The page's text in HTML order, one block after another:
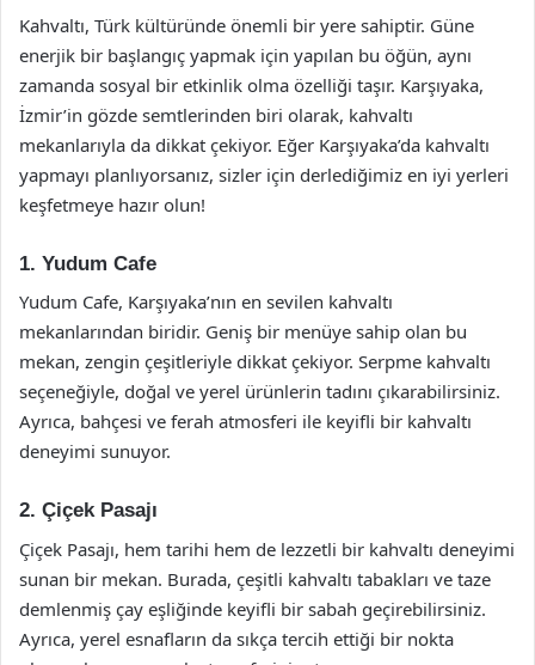
Kahvaltı, Türk kültüründe önemli bir yere sahiptir. Güne
enerjik bir başlangıç yapmak için yapılan bu öğün, aynı
zamanda sosyal bir etkinlik olma özelliği taşır. Karşıyaka,
İzmir’in gözde semtlerinden biri olarak, kahvaltı
mekanlarıyla da dikkat çekiyor. Eğer Karşıyaka’da kahvaltı
yapmayı planlıyorsanız, sizler için derlediğimiz en iyi yerleri
keşfetmeye hazır olun!
1. Yudum Cafe
Yudum Cafe, Karşıyaka’nın en sevilen kahvaltı
mekanlarından biridir. Geniş bir menüye sahip olan bu
mekan, zengin çeşitleriyle dikkat çekiyor. Serpme kahvaltı
seçeneğiyle, doğal ve yerel ürünlerin tadını çıkarabilirsiniz.
Ayrıca, bahçesi ve ferah atmosferi ile keyifli bir kahvaltı
deneyimi sunuyor.
2. Çiçek Pasajı
Çiçek Pasajı, hem tarihi hem de lezzetli bir kahvaltı deneyimi
sunan bir mekan. Burada, çeşitli kahvaltı tabakları ve taze
demlenmiş çay eşliğinde keyifli bir sabah geçirebilirsiniz.
Ayrıca, yerel esnafların da sıkça tercih ettiği bir nokta